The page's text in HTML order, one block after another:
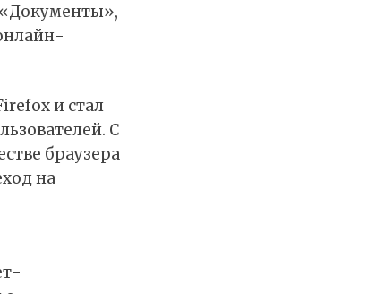
и стал
С
браузера
на